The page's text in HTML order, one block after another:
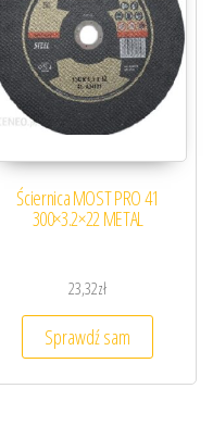
Ściernica MOST PRO 41
300×3.2×22 METAL
23,32zł
Sprawdź sam